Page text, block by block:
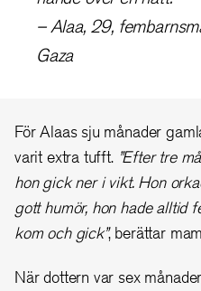
– Alaa, 29,
Gaza
För Alaas sju månader
varit extra tufft. ”Efter tre
hon gick ner i vikt. Hon
gott humör, hon hade alltid
kom och gick”, berättar
När dottern var sex